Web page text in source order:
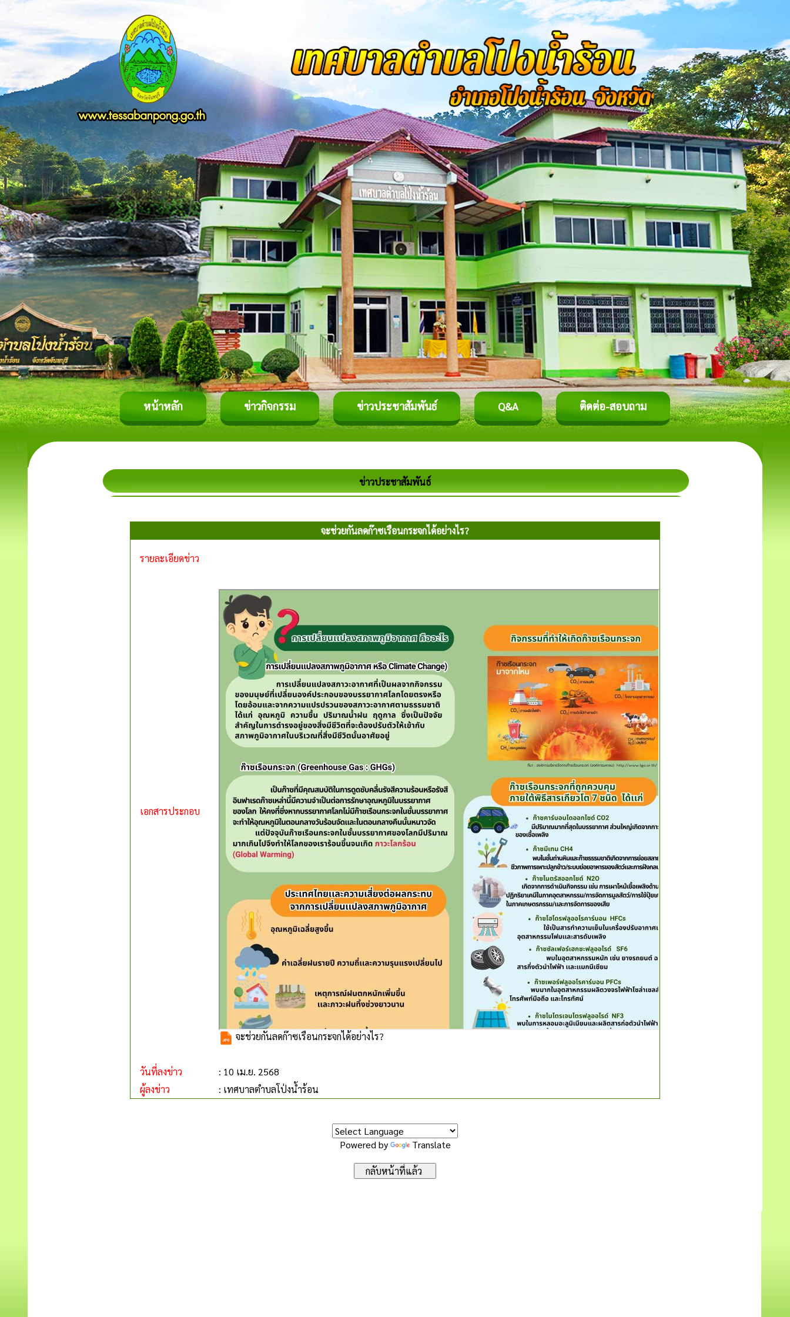
หน้าหลัก ข่าวกิจกรรม ข่าวประชาสัมพันธ์ Q&A ติดต่อ-สอบถาม
ข่าวประชาสัมพันธ์
จะช่วยกันลดก๊าซเรือนกระจกได้อย่างไร?
รายละเอียดข่าว
เอกสารประกอบ
จะช่วยกันลดก๊าซเรือนกระจกได้อย่างไร?
วันที่ลงข่าว
: 10 เม.ย. 2568
ผู้ลงข่าว
: เทศบาลตำบลโป่งน้ำร้อน
Powered by Translate